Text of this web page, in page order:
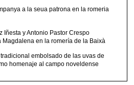
a la seua patrona en la romeria
Iñesta y Antonio Pastor Crespo
en la romería de la Baixà
embolsado de las uvas de
homenaje al campo noveldense